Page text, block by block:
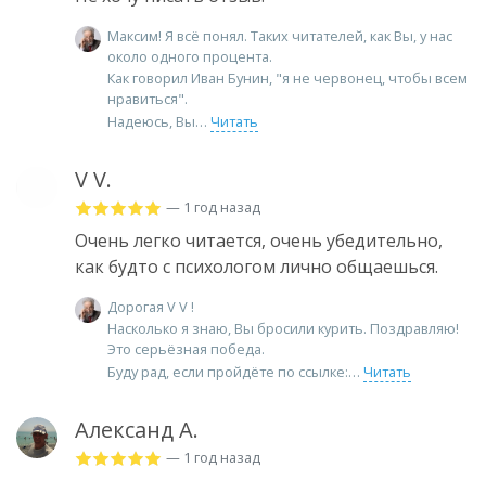
Максим! Я всё понял. Таких читателей, как Вы, у нас
около одного процента.
Как говорил Иван Бунин, "я не червонец, чтобы всем
нравиться".
Надеюсь, Вы
Читать
V V.
— 1 год назад
Очень легко читается, очень убедительно,
как будто с психологом лично общаешься.
Дорогая V V !
Насколько я знаю, Вы бросили курить. Поздравляю!
Это серьёзная победа.
Буду рад, если пройдёте по ссылке:
Читать
Александ А.
— 1 год назад